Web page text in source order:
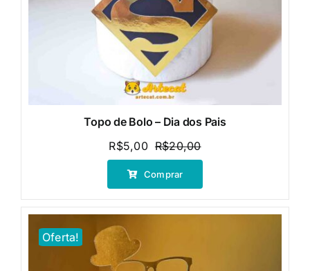
Topo de Bolo – Dia dos Pais
R$20,00O
preço
era:
R$5,00
O
preço
é:
Comprar
Oferta!